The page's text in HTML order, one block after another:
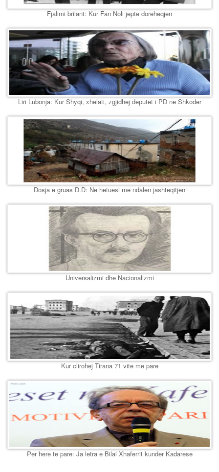
Fjalimi brilant: Kur Fan Noli jepte doreheqjen
Liri Lubonja: Kur Shyqi, xhelati, zgjidhej deputet i PD ne Shkoder
Dosja e gruas D.D: Ne hetuesi me ndalen jashteqitjen
Universalizmi dhe Nacionalizmi
Kur clirohej Tirana 71 vite me pare
Per here te pare: Ja letra e Bilal Xhaferrit kunder Kadarese